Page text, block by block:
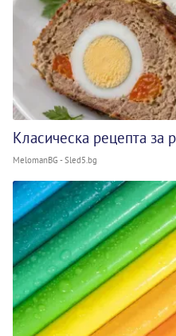
Класическа рецепта за
MelomanBG - Sled5.bg